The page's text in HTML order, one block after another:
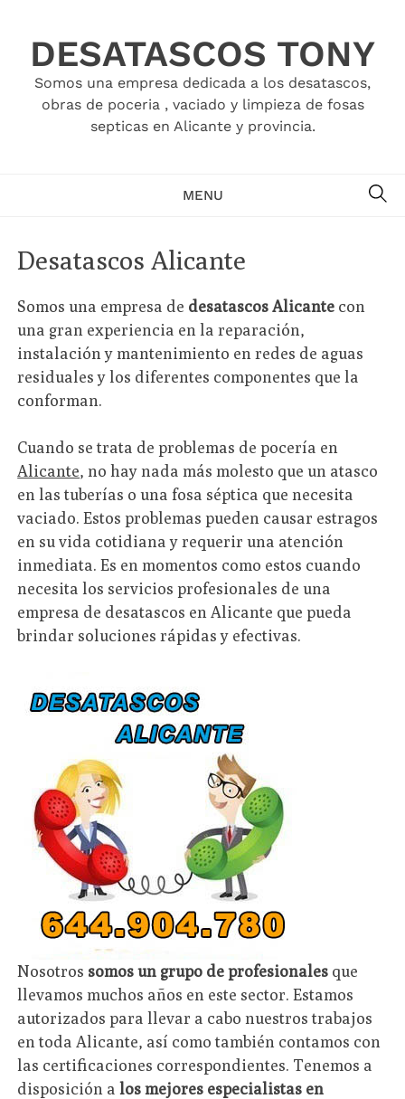
contentDESATASCOS TONY
Somos una empresa dedicada a los desatascos,
obras de poceria , vaciado y limpieza de fosas
septicas en Alicante y provincia.
MENU
Desatascos Alicante
Somos una empresa de desatascos Alicante con
una gran experiencia en la reparación,
instalación y mantenimiento en redes de aguas
residuales y los diferentes componentes que la
conforman.
Cuando se trata de problemas de pocería en
Alicante, no hay nada más molesto que un atasco
en las tuberías o una fosa séptica que necesita
vaciado. Estos problemas pueden causar estragos
en su vida cotidiana y requerir una atención
inmediata. Es en momentos como estos cuando
necesita los servicios profesionales de una
empresa de desatascos en Alicante que pueda
brindar soluciones rápidas y efectivas.
Nosotros somos un grupo de profesionales que
llevamos muchos años en este sector. Estamos
autorizados para llevar a cabo nuestros trabajos
en toda Alicante, así como también contamos con
las certificaciones correspondientes. Tenemos a
disposición alos mejores especialistas en